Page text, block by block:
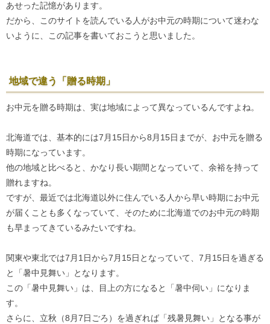
あせった記憶があります。
だから、このサイトを読んでいる人がお中元の時期について迷わな
いように、この記事を書いておこうと思いました。
地域で違う「贈る時期」
お中元を贈る時期は、実は地域によって異なっているんですよね。
北海道では、基本的には7月15日から8月15日までが、お中元を贈る
時期になっています。
他の地域と比べると、かなり長い期間となっていて、余裕を持って
贈れますね。
ですが、最近では北海道以外に住んでいる人から早い時期にお中元
が届くことも多くなっていて、そのために北海道でのお中元の時期
も早まってきているみたいですね。
関東や東北では7月1日から7月15日となっていて、7月15日を過ぎる
と「暑中見舞い」となります。
この「暑中見舞い」は、目上の方になると「暑中伺い」になりま
す。
さらに、立秋（8月7日ごろ）を過ぎれば「残暑見舞い」となる事が